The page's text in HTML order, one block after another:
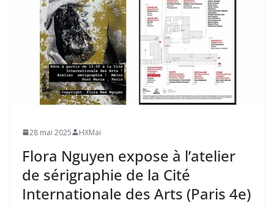
28 mai 2025 HXMai
Flora Nguyen expose à l’atelier
de sérigraphie de la Cité
Internationale des Arts (Paris 4e)